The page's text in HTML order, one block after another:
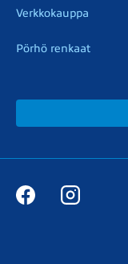
Verkkokauppa
Pörhö renkaat